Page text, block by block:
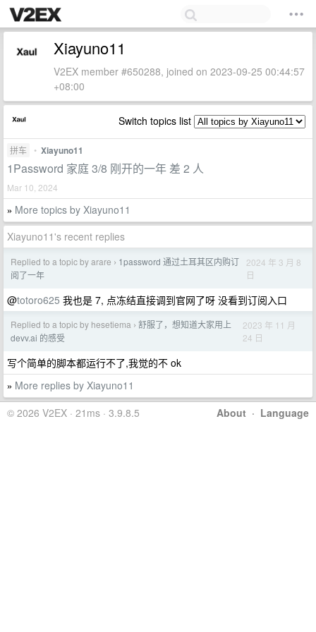
Xiayuno11
V2EX member #650288, joined on 2023-09-25 00:44:57
+08:00
Switch topics list
拼车 • Xiayuno11
1Password 家庭 3/8 刚开的一年 差 2 人
Mar 10, 2024
» More topics by Xiayuno11
Xiayuno11's recent replies
Replied to a topic by arare › 1password 通过土耳其区内购订
阅了一年
2024 年 3 月 8
日
@totoro625 我也是 7, 点冻结直接调到官网了呀 没看到订阅入口
Replied to a topic by hesetiema › 舒服了，想知道大家用上
devv.ai 的感受
2023 年 11 月
24 日
写个简单的脚本都运行不了,我觉的不 ok
» More replies by Xiayuno11
About · Language
© 2026 V2EX · 21ms · 3.9.8.5